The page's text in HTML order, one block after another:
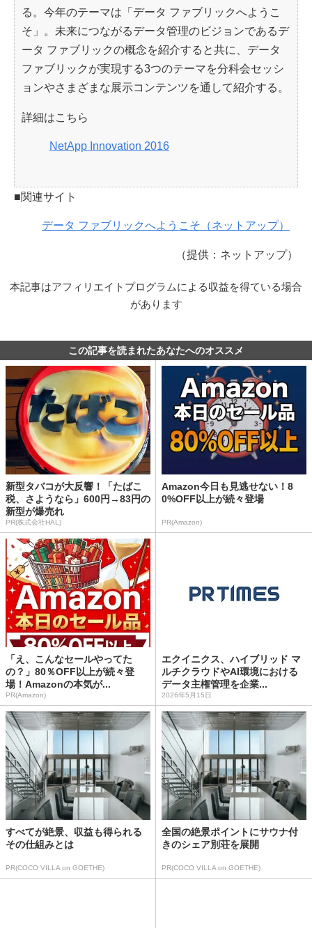
る。今年のテーマは「データ ファブリックへようこ
そ」。未来につながるデータ管理のビジョンであるデ
ータ ファブリックの概念を紹介すると共に、データ
ファブリックが実現する3つのテーマを分科会セッシ
ョンやさまざまな展示コンテンツを通して紹介する。
詳細はこちら
NetApp Innovation 2016
■関連サイト
データ ファブリックへようこそ（ネットアップ）
（提供：ネットアップ）
本記事はアフィリエイトプログラムによる収益を得ている場合
があります
この記事を読まれたあなたへのオススメ
新型タバコが大反響！「たばこ
税、さようなら」600円→83円の
新型が爆売れ
PR(株式会社HAL)
Amazon今日も見逃せない！8
0%OFF以上が続々登場
PR(Amazon)
「え、こんなセールやってた
の？」80％OFF以上が続々登
場！Amazonの本気が...
PR(Amazon)
エクイニクス、ハイブリッド マ
ルチクラウドやAI環境における
データ主権管理を企業...
2026年5月15日
すべてが絶景、収益も得られる
その仕組みとは
PR(COCO VILLA on GOETHE)
全国の絶景ポイントにサウナ付
きのシェア別荘を展開
PR(COCO VILLA on GOETHE)